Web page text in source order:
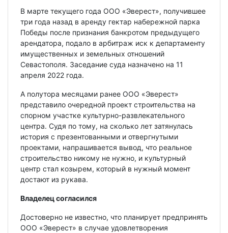
В марте текущего года ООО «Эверест», получившее
три года назад в аренду гектар набережной парка
Победы после признания банкротом предыдущего
арендатора, подало в арбитраж иск к департаменту
имущественных и земельных отношений
Севастополя. Заседание суда назначено на 11
апреля 2022 года.
А полутора месяцами ранее ООО «Эверест»
представило очередной проект строительства на
спорном участке культурно-развлекательного
центра. Судя по тому, на сколько лет затянулась
история с презентованными и отвергнутыми
проектами, напрашивается вывод, что реальное
строительство никому не нужно, и культурный
центр стал козырем, который в нужный момент
достают из рукава.
Владелец согласился
Достоверно не известно, что планирует предпринять
ООО «Эверест» в случае удовлетворения